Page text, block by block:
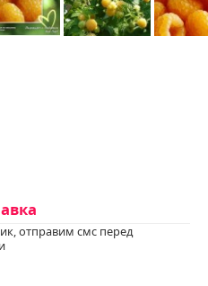
отправим смс перед